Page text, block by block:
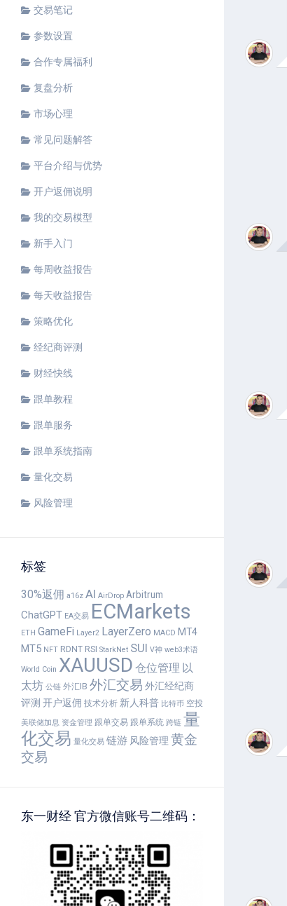
交易笔记
参数设置
合作专属福利
复盘分析
市场心理
常见问题解答
平台介绍与优势
开户返佣说明
我的交易模型
新手入门
每周收益报告
每天收益报告
策略优化
经纪商评测
财经快线
跟单教程
跟单服务
跟单系统指南
量化交易
风险管理
标签
30%返佣 a16z AI AirDrop Arbitrum
ChatGPT EA交易 ECMarkets
ETH GameFi Layer2 LayerZero MACD MT4
MT5 NFT RDNT RSI StarkNet SUI V神 web3术语
World Coin XAUUSD 仓位管理 以
太坊 公链 外汇IB 外汇交易 外汇经纪商
评测 开户返佣 技术分析 新人科普 比特币 空投
美联储加息 资金管理 跟单交易 跟单系统 跨链 量
化交易 量化交易 链游 风险管理 黄金
交易
东一财经 官方微信账号二维码：